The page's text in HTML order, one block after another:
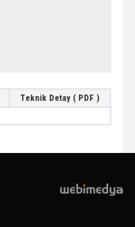
Teknik Detay ( PDF )